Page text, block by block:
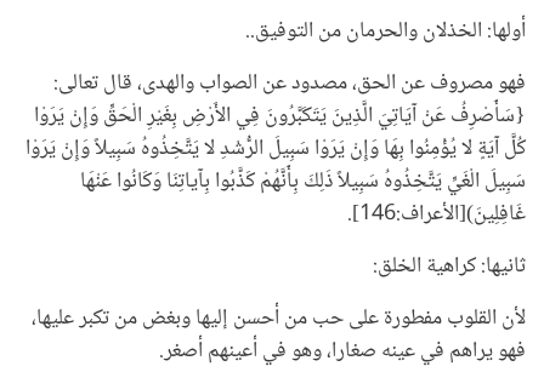
أولها: الخذلان والحرمان من التوفيق..
فهو مصروف عن الحق، مصدود عن الصواب والهدى، قال تعالى:
{سَأَصْرِفُ عَنْ آيَاتِيَ الَّذِينَ يَتَكَبَّرُونَ فِي الأَرْضِ بِغَيْرِ الْحَقِّ وَإِنْ يَرَوْا
كُلَّ آيَةٍ لا يُؤْمِنُوا بِهَا وَإِنْ يَرَوْا سَبِيلَ الرُّشْدِ لا يَتَّخِذُوهُ سَبِيلاً وَإِنْ يَرَوْا
سَبِيلَ الْغَيِّ يَتَّخِذُوهُ سَبِيلاً ذَلِكَ بِأَنَّهُمْ كَذَّبُوا بِآياتِنَا وَكَانُوا عَنْهَا
غَافِلِينَ)[الأعراف:146].
ثانيها: كراهية الخلق:
لأن القلوب مفطورة على حب من أحسن إليها وبغض من تكبر عليها،
فهو يراهم في عينه صغارا، وهو في أعينهم أصغر.